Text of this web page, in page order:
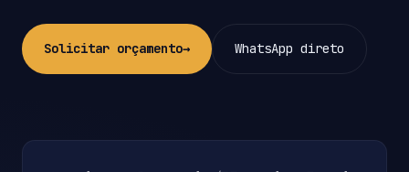
Solicitar orçamento→ WhatsApp direto